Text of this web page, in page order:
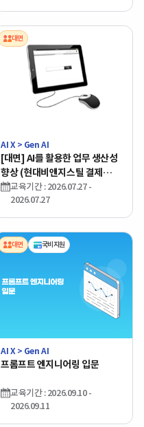
대면
AI X > Gen AI
[대면] AI를 활용한 업무 생산성
향상 (현대비앤지스틸 결제
전용차수-7월)
교육기간 : 2026.07.27 -
2026.07.27
대면 국비지원
AI X > Gen AI
프롬프트 엔지니어링 입문
교육기간 : 2026.09.10 -
2026.09.11